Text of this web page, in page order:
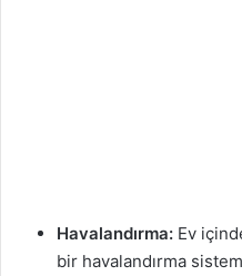
Havalandırma: Ev
bir havalandırma